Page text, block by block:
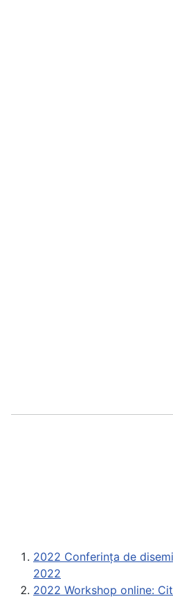
2022 Conferința de
2022
2022 Workshop online: